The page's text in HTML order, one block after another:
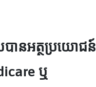
ានអត្ថប្រយោជន៍
ឬ